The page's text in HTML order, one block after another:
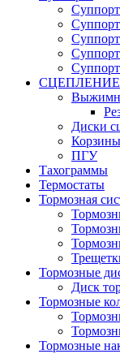
СЦЕПЛЕНИЕ
Диски
ПГУ
Тахограммы
Термостаты
Тормозная
Тормозные
Диск
Тормозные
Тормозные